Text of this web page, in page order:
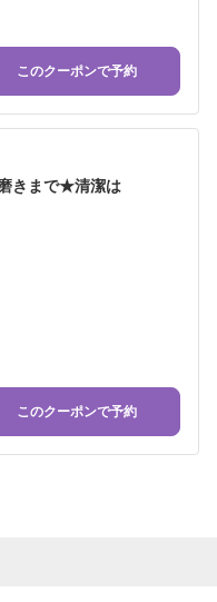
このクーポンで予約
きまで★清潔は
このクーポンで予約